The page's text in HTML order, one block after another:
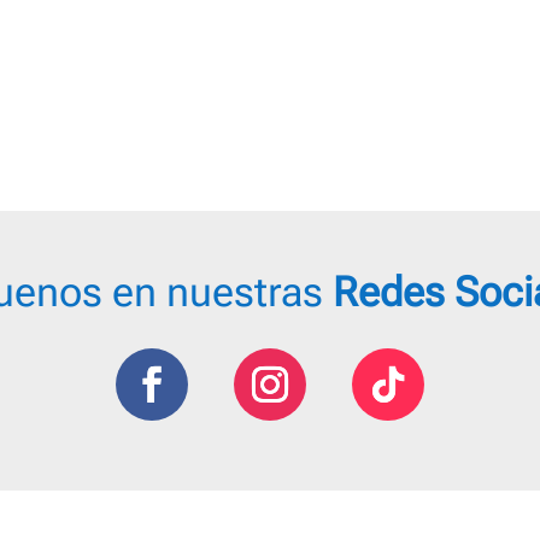
en nuestras Redes